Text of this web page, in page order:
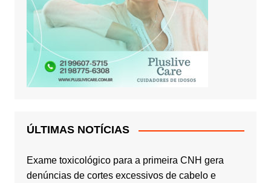
ÚLTIMAS NOTÍCIAS
Exame toxicológico para a primeira CNH gera
denúncias de cortes excessivos de cabelo e